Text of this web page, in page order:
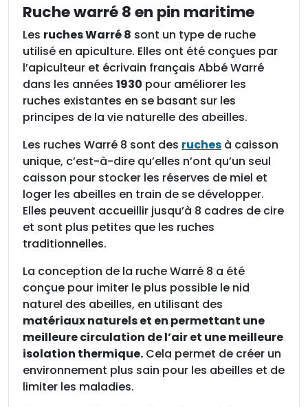
Ruche warré 8 en pin maritime
Les ruches Warré 8 sont un type de ruche
utilisé en apiculture. Elles ont été conçues par
l’apiculteur et écrivain français Abbé Warré
dans les années 1930 pour améliorer les
ruches existantes en se basant sur les
principes de la vie naturelle des abeilles.
Les ruches Warré 8 sont des ruches à caisson
unique, c’est-à-dire qu’elles n’ont qu’un seul
caisson pour stocker les réserves de miel et
loger les abeilles en train de se développer.
Elles peuvent accueillir jusqu’à 8 cadres de cire
et sont plus petites que les ruches
traditionnelles.
La conception de la ruche Warré 8 a été
conçue pour imiter le plus possible le nid
naturel des abeilles, en utilisant des
matériaux naturels et en permettant une
meilleure circulation de l’air et une meilleure
isolation thermique. Cela permet de créer un
environnement plus sain pour les abeilles et de
limiter les maladies.